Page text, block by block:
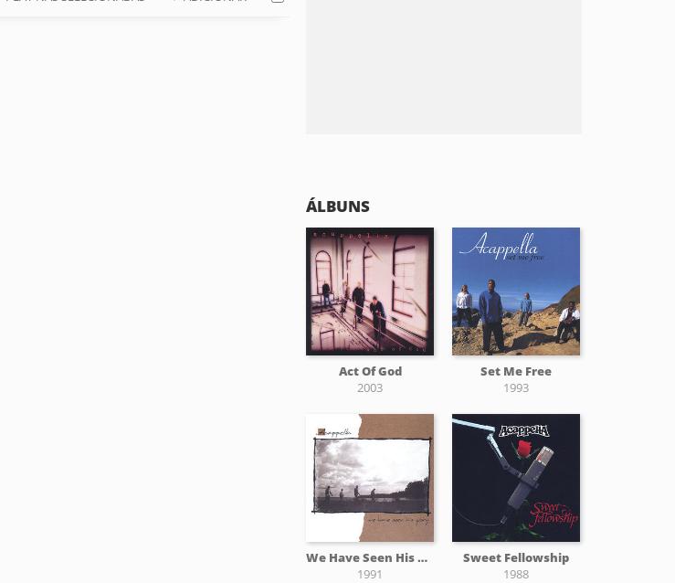
ÁLBUNS
Act Of God
2003
Set Me Free
1993
We Have Seen His Glory
1991
Sweet Fellowship
1988